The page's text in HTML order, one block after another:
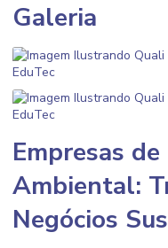
Galeria
Empresas
Ambiental:
Negócios